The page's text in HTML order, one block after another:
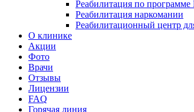
Реабилитация по программе
Реабилитация наркомании
Реабилитационный центр
О клинике
Акции
Фото
Врачи
Отзывы
Лицензии
FAQ
Горячая линия